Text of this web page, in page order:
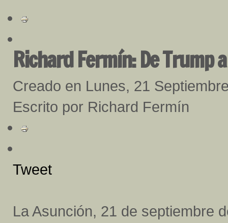
Richard Fermín: De Trump
Creado en Lunes, 21
Escrito por Richard Fermín
Tweet
La Asunción, 21 de septiembre